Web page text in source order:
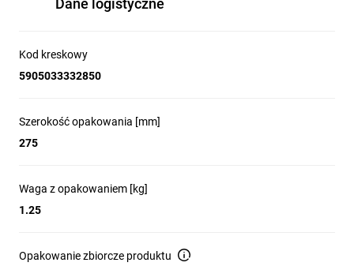
Dane logistyczne
Kod kreskowy
5905033332850
Szerokość opakowania [mm]
275
Waga z opakowaniem [kg]
1.25
Opakowanie zbiorcze produktu